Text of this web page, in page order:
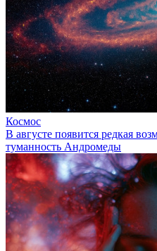
Космос
В августе появится редкая
туманность Андромеды